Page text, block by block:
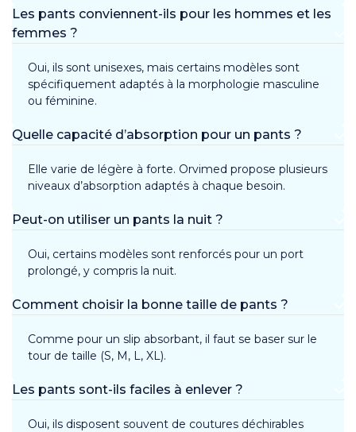
Les pants conviennent-ils pour les hommes et les
femmes ?
Oui, ils sont unisexes, mais certains modèles sont
spécifiquement adaptés à la morphologie masculine
ou féminine.
Quelle capacité d’absorption pour un pants ?
Elle varie de légère à forte. Orvimed propose plusieurs
niveaux d’absorption adaptés à chaque besoin.
Peut-on utiliser un pants la nuit ?
Oui, certains modèles sont renforcés pour un port
prolongé, y compris la nuit.
Comment choisir la bonne taille de pants ?
Comme pour un slip absorbant, il faut se baser sur le
tour de taille (S, M, L, XL).
Les pants sont-ils faciles à enlever ?
Oui, ils disposent souvent de coutures déchirables